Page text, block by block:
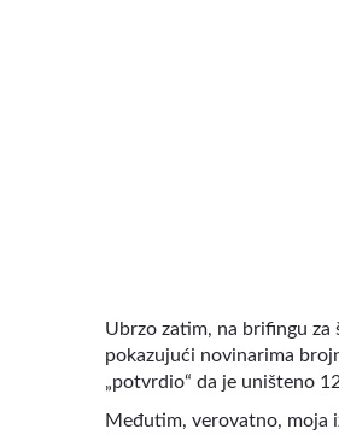
Ubrzo zatim, na brifingu za
pokazujući novinarima
„potvrdio“ da je uništeno
Međutim, verovatno, moja